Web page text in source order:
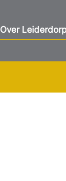
Over Leiderdorp